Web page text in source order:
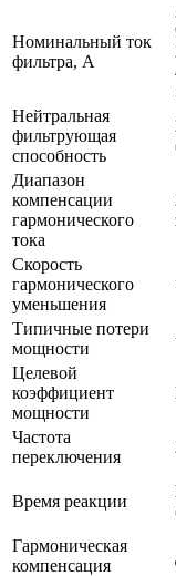
Номинальный ток
фильтра, А
Нейтральная
фильтрующая
способность
Диапазон
компенсации
гармонического
тока
Скорость
гармонического
уменьшения
Типичные потери
мощности
Целевой
коэффициент
мощности
Частота
переключения
Время реакции
Гармоническая
компенсация